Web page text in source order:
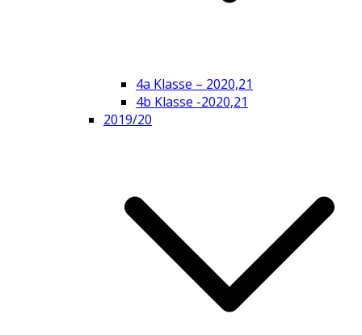
4a Klasse – 2020,21
4b Klasse -2020,21
2019/20